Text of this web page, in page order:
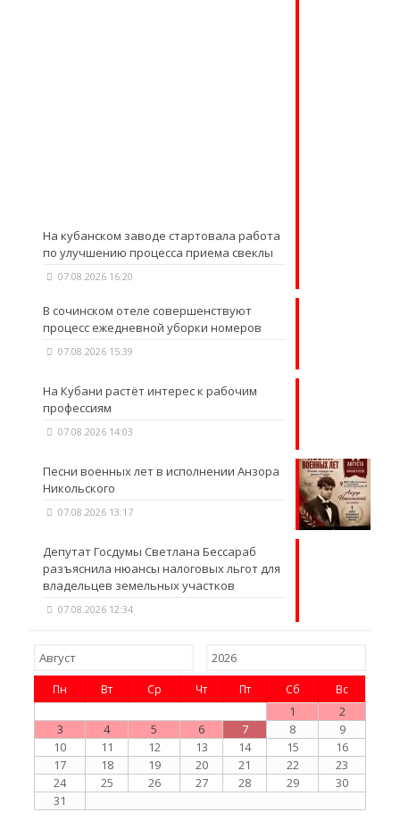
На кубанском заводе стартовала работа
по улучшению процесса приема свеклы
07.08.2026 16:20
В сочинском отеле совершенствуют
процесс ежедневной уборки номеров
07.08.2026 15:39
На Кубани растёт интерес к рабочим
профессиям
07.08.2026 14:03
Песни военных лет в исполнении Анзора
Никольского
07.08.2026 13:17
Депутат Госдумы Светлана Бессараб
разъяснила нюансы налоговых льгот для
владельцев земельных участков
07.08.2026 12:34
Пн Вт Ср Чт Пт Сб Вс
1
2
3
4 5 6 7 8
9
10
11 12 13 14 15
16
17
18 19 20 21 22
23
24
25 26 27 28 29
30
31